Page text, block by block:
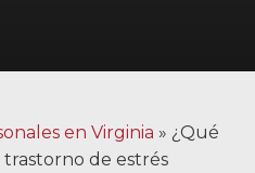
de trabajadores
en Virginia » ¿Qué
de estrés